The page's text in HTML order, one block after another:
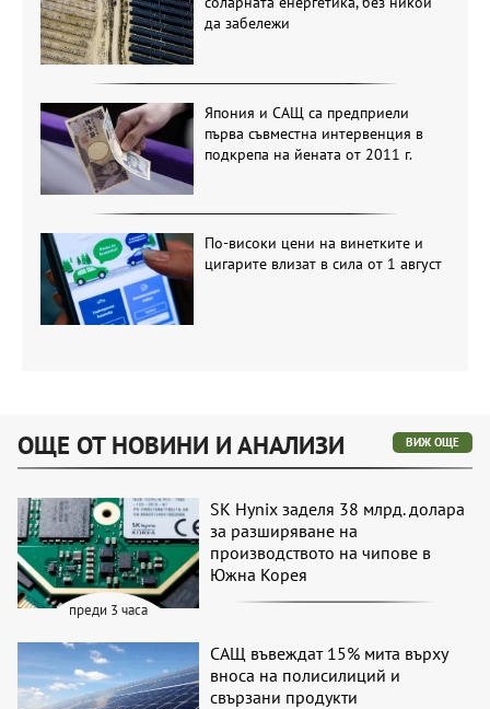
да забележи
Япония и САЩ са предприели
първа съвместна интервенция в
подкрепа на йената от 2011 г.
По-високи цени на винетките и
цигарите влизат в сила от 1 август
ОЩЕ ОТ НОВИНИ И АНАЛИЗИ ВИЖ ОЩЕ
преди 3 часа
SK Hynix заделя 38 млрд. долара
за разширяване на
производството на чипове в
Южна Корея
САЩ въвеждат 15% мита върху
вноса на полисилиций и
свързани продукти